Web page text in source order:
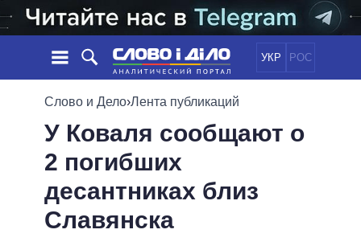
УКР РОС
НОВОСТИ
ЛЕНТА
СОБЫТИЯ
СТАТЬИ
ОБЗОРЫ
ПОЛИТИКА
ОБЩЕСТВО
ОБЕЩАНИЯ
ПОЛИТИКИ
ПРЕЗИДЕНТ И ОФИС
Слово и Дело›Лента публикаций
У Коваля сообщают о
2 погибших
десантниках близ
Славянска